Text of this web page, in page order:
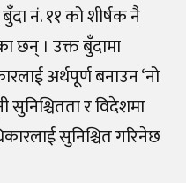
बुँदा नं. ११ को शीर्षक नै
छन्‌ । उक्त बुँदामा
अर्थपूर्ण बनाउन ‘नो
सुनिश्चितता र विदेशमा
सुनिश्चित गरिनेछ